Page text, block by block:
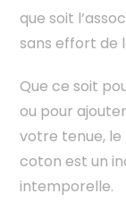
que soit
sans effort de
Que ce soit
ou pour
votre tenue, le
coton est un
intemporelle.